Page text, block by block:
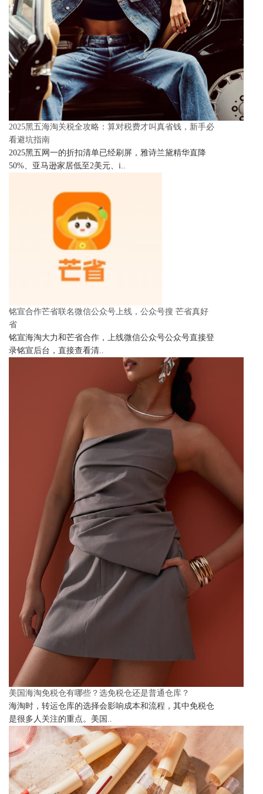
2025黑五海淘关税全攻略：算对税费才叫真省钱，新手必
看避坑指南
2025黑五网一的折扣清单已经刷屏，雅诗兰黛精华直降
50%、亚马逊家居低至2美元、i..
铭宣合作芒省联名微信公众号上线，公众号搜 芒省真好
省
铭宣海淘大力和芒省合作，上线微信公众号公众号直接登
录铭宣后台，直接查看清..
美国海淘免税仓有哪些？选免税仓还是普通仓库？
海淘时，转运仓库的选择会影响成本和流程，其中免税仓
是很多人关注的重点。美国..